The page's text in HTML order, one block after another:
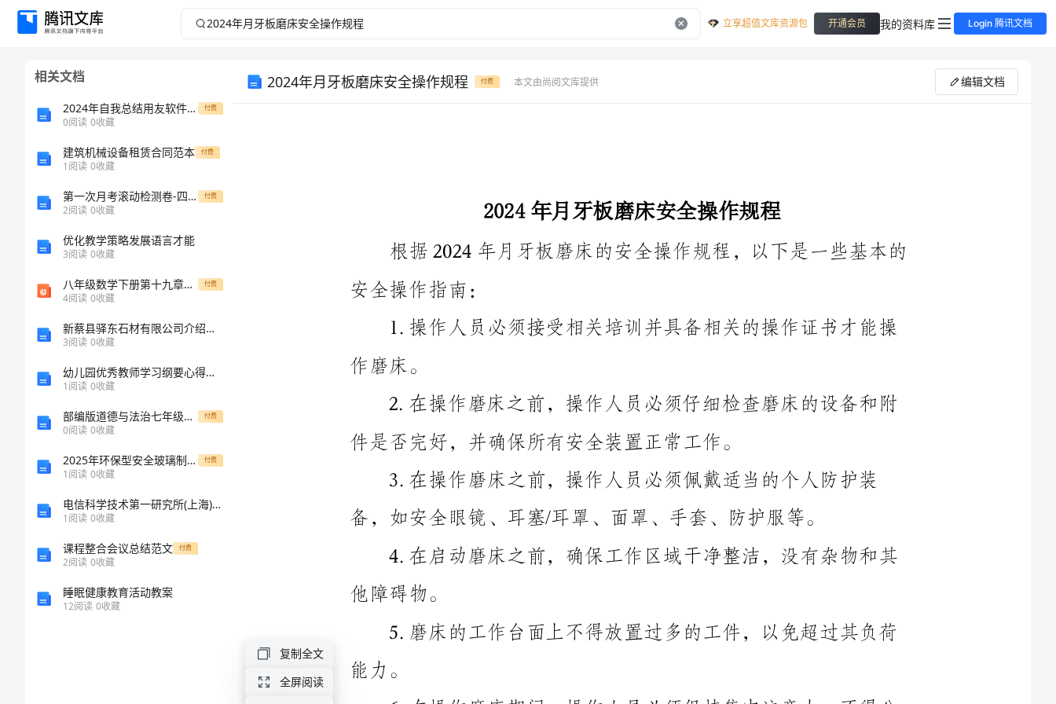
2024
2024
立享超值文库资源包 开通会员 我的资料库 Login 腾讯文档
相关文档
2024年自我总结用友软件使用技巧 付费
0阅读 0收藏
建筑机械设备租赁合同范本 付费
1阅读 0收藏
第一次月考滚动检测卷-四川峨眉第二中学数学人教版七年级下册数据的收集、整理与描述同步测评试题（解析版） 付费
2阅读 0收藏
优化教学策略发展语言才能
3阅读 0收藏
八年级数学下册第十九章平面直角坐标系19.4坐标与图形的变化第1课时图形的平移与坐标的变化习题课件新版冀教版 付费
4阅读 0收藏
新蔡县驿东石材有限公司介绍企业发展分析报告
3阅读 0收藏
幼儿园优秀教师学习纲要心得总结
1阅读 0收藏
部编版道德与法治七年级上册第二单元友谊的天空单元测试卷： 付费
0阅读 0收藏
2025年环保型安全玻璃制造设备采购合同范本 付费
1阅读 0收藏
电信科学技术第一研究所(上海)2023年考研调剂信息
1阅读 0收藏
课程整合会议总结范文 付费
2阅读 0收藏
睡眠健康教育活动教案
12阅读 0收藏
2024年月牙板磨床安全操作规程 付费 本文由尚阅文库提供 编辑文档
7.在磨床运转时，不得用手触摸运转中的刀具和工作件。操
根据2024年月牙板磨床的安全操作规程，以下是一些基本的
1.操作人员必须接受相关培训并具备相关的操作证书才能操
2.在操作磨床之前，操作人员必须仔细检查磨床的设备和附
备，如安全眼镜、耳塞/耳罩、面罩、手套、防护服等。
4.在启动磨床之前，确保工作区域干净整洁，没有杂物和其
5.磨床的工作台面上不得放置过多的工件，以免超过其负荷
6.在操作磨床期间，操作人员必须保持集中注意力，不得分
心或与他人交谈。
复制全文
全屏阅读